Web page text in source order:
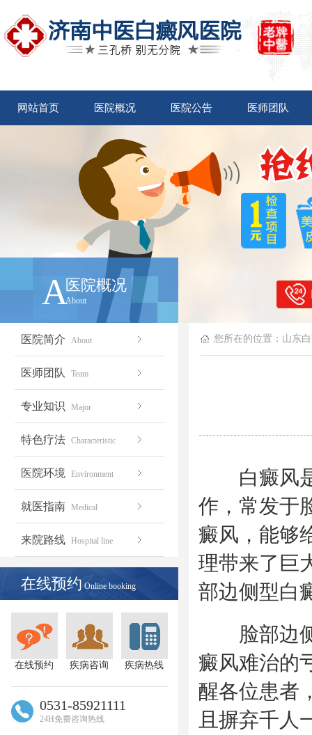
网站首页 医院概况 医院公告 医师团队
A医院概况
About
医院简介 About
医师团队 Team
专业知识 Major
特色疗法 Characteristic
医院环境 Environment
就医指南 Medical
来院路线 Hospital line
在线预约 Online booking
在线预约 疾病咨询 疾病热线
0531-85921111
24H免费咨询热线
您所在的位置： 山东
白癜风是
作，常发于
癜风，能够
理带来了巨
部边侧型白
脸部边侧
癜风难治的
醒各位患者
且摒弃千人